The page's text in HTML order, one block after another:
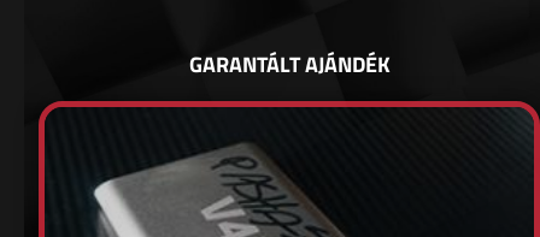
GARANTÁLT AJÁNDÉK